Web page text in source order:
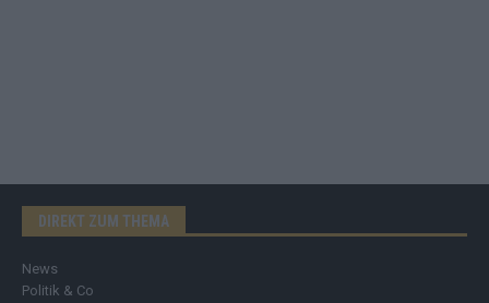
DIREKT ZUM THEMA
News
Politik & Co